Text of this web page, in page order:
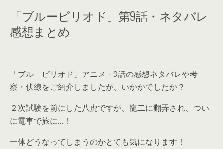
「ブルーピリオド」第9話・ネタバレ
感想まとめ
「ブルーピリオド」アニメ・9話の感想ネタバレや考
察・伏線をご紹介しましたが、いかかでしたか？
２次試験を前にした八虎ですが、龍二に翻弄され、つい
に電車で旅に…！
一体どうなってしまうのかとても気になります！